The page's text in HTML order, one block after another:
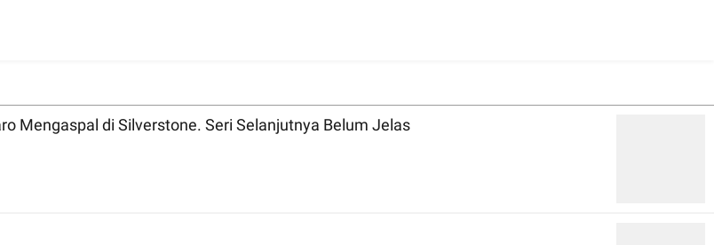
Mengaspal di Silverstone. Seri Selanjutnya Belum Jelas